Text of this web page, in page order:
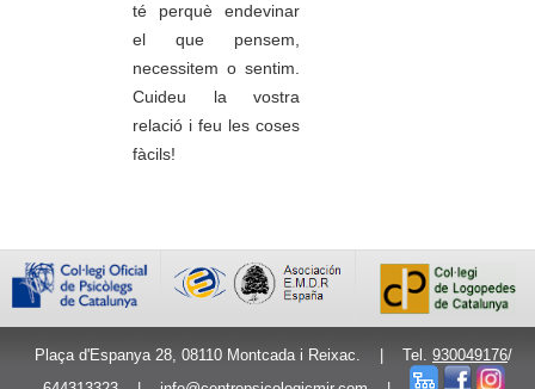
té perquè endevinar
el que pensem,
necessitem o sentim.
Cuideu la vostra
relació i feu les coses
fàcils!
Plaça d'Espanya 28, 08110 Montcada i Reixac. | Tel. 930049176/